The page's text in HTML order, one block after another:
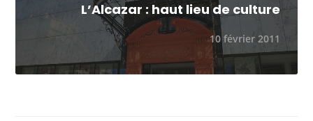
L’Alcazar : haut lieu de culture
10 février 2011